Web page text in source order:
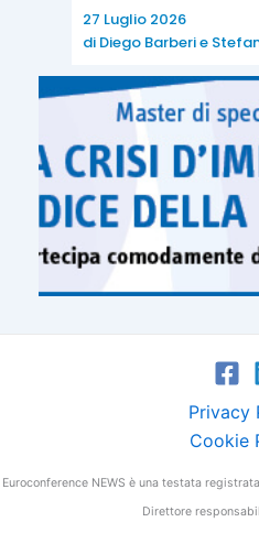
27 Luglio 2026
di Diego Barberie
Privacy
Cookie
Euroconference NEWS è una testata
Direttore